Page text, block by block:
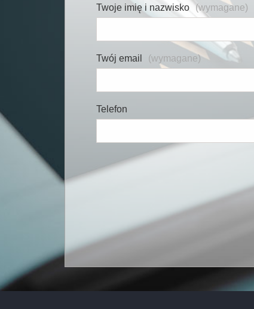
Formularz
kontaktowy
Twoje imię i nazwisko (wymagane)
Twój email (wymagane)
Telefon